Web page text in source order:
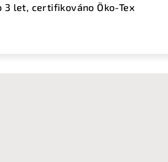
let, certifikováno Öko-Tex